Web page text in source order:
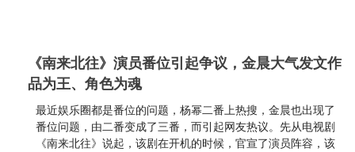
《南来北往》演员番位引起争议，金晨大气发文作
品为王、角色为魂
最近娱乐圈都是番位的问题，杨幂二番上热搜，金晨也出现了
番位问题，由二番变成了三番，而引起网友热议。先从电视剧
《南来北往》说起，该剧在开机的时候，官宣了演员阵容，该